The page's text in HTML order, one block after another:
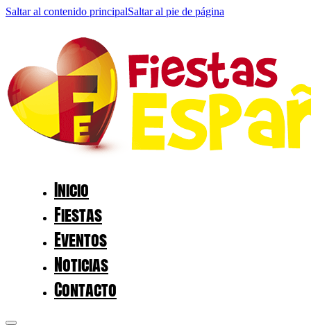
Saltar al contenido principalSaltar al pie de página
Inicio
Fiestas
Eventos
Noticias
Contacto